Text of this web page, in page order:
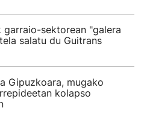
sektorean "galera
salatu du Guitrans
Gipuzkoara, mugako
kolapso